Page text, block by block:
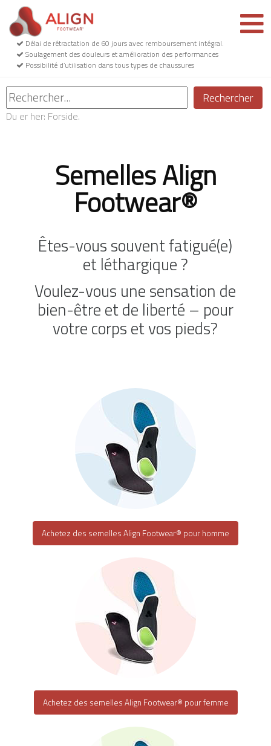
Délai de rétractation de 60 jours avec remboursement intégral.
Soulagement des douleurs et amélioration des performances
Possibilité d’utilisation dans tous types de chaussures
Rechercher
Du er her: Forside.
Semelles Align
Footwear®
Êtes-vous souvent fatigué(e)
et léthargique ?
Voulez-vous une sensation de
bien-être et de liberté – pour
votre corps et vos pieds?
Achetez des semelles Align Footwear® pour homme
Achetez des semelles Align Footwear® pour femme